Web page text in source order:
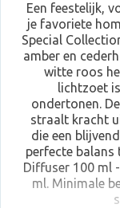
Een feestelijk,
je favoriete
Special
amber en
witte roos
lichtzoet
ondertonen.
straalt kracht
die een
perfecte balans
Diffuser 100 ml
ml. Minimale